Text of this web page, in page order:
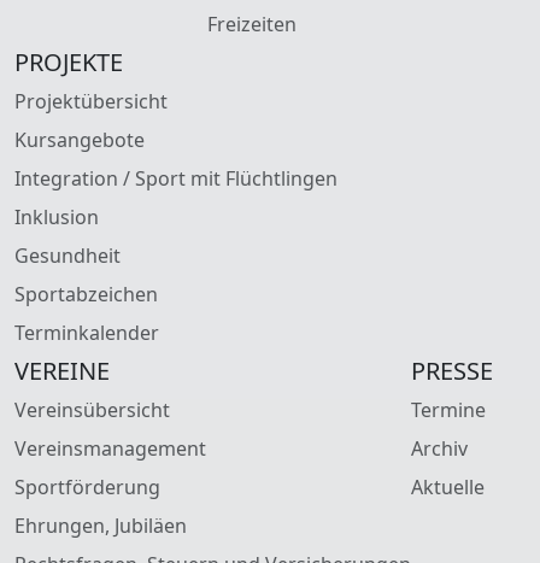
Freizeiten
PROJEKTE
Projektübersicht
Kursangebote
Integration / Sport mit Flüchtlingen
Inklusion
Gesundheit
Sportabzeichen
Terminkalender
VEREINE
Vereinsübersicht
Vereinsmanagement
Sportförderung
Ehrungen, Jubiläen
PRESSE
Termine
Archiv
Aktuelle